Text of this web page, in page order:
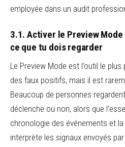
employée dans un audit
3.1. Activer le Preview
ce que tu dois regarder
Le Preview Mode est l’outil le
des faux positifs, mais il est
Beaucoup de personnes
déclenche ou non, alors que
chronologie des événements et
interprète les signaux envoyés